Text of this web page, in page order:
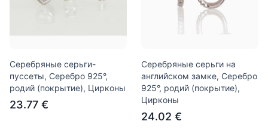
Серебряные серьги-
пуссеты, Серебро 925°,
родий (покрытие), Цирконы
23.77 €
Серебряные серьги на
английском замке, Серебро
925°, родий (покрытие),
Цирконы
24.02 €